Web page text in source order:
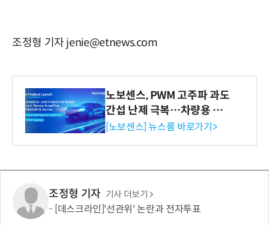
조정형 기자 jenie@etnews.com
노보센스, PWM 고주파 과도
간섭 난제 극복…차량용 전
류 감지 증폭기
[노보센스] 뉴스룸 바로가기>
조정형 기자 기사 더보기
[데스크라인]'선관위' 논란과 전자투표